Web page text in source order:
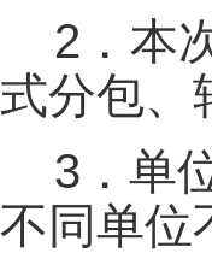
2．本
式分包、
3．单
不同单位